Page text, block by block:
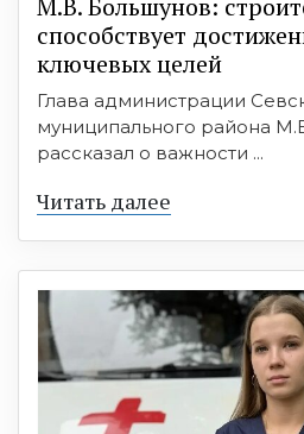
М.В. Большунов:
способствует
ключевых целей
Глава администрации
муниципального района
рассказал о важности ...
Читать далее